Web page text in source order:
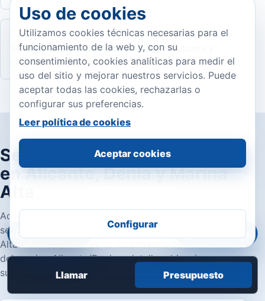
Servicio integral para reducir interlocutores y
coordinar incidencias.
Servicio disponible tambien
en Alicante, Denia y Marina
Alta
Ademas de Valencia, Centelys puede valorar este
servicio en Alicante, Denia y poblaciones de Marina
Alta. Para estas zonas se recomienda contactar con la
delegacion Alicante/Denia y detallar ubicacion,
superficie, frecuencia y tipo de instalacion.
Área privada
Uso de cookies
Utilizamos cookies técnicas necesarias para el
funcionamiento de la web y, con su
consentimiento, cookies analíticas para medir el
uso del sitio y mejorar nuestros servicios. Puede
aceptar todas las cookies, rechazarlas o
configurar sus preferencias.
Leer política de cookies
Aceptar cookies
Configurar
Llamar Presupuesto